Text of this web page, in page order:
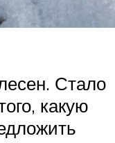
Стало
какую